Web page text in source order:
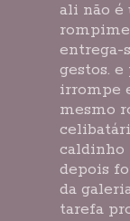
ali não é
entrega-
gestos.
irrompe
mesmo
caldinho
depois
da
tarefa